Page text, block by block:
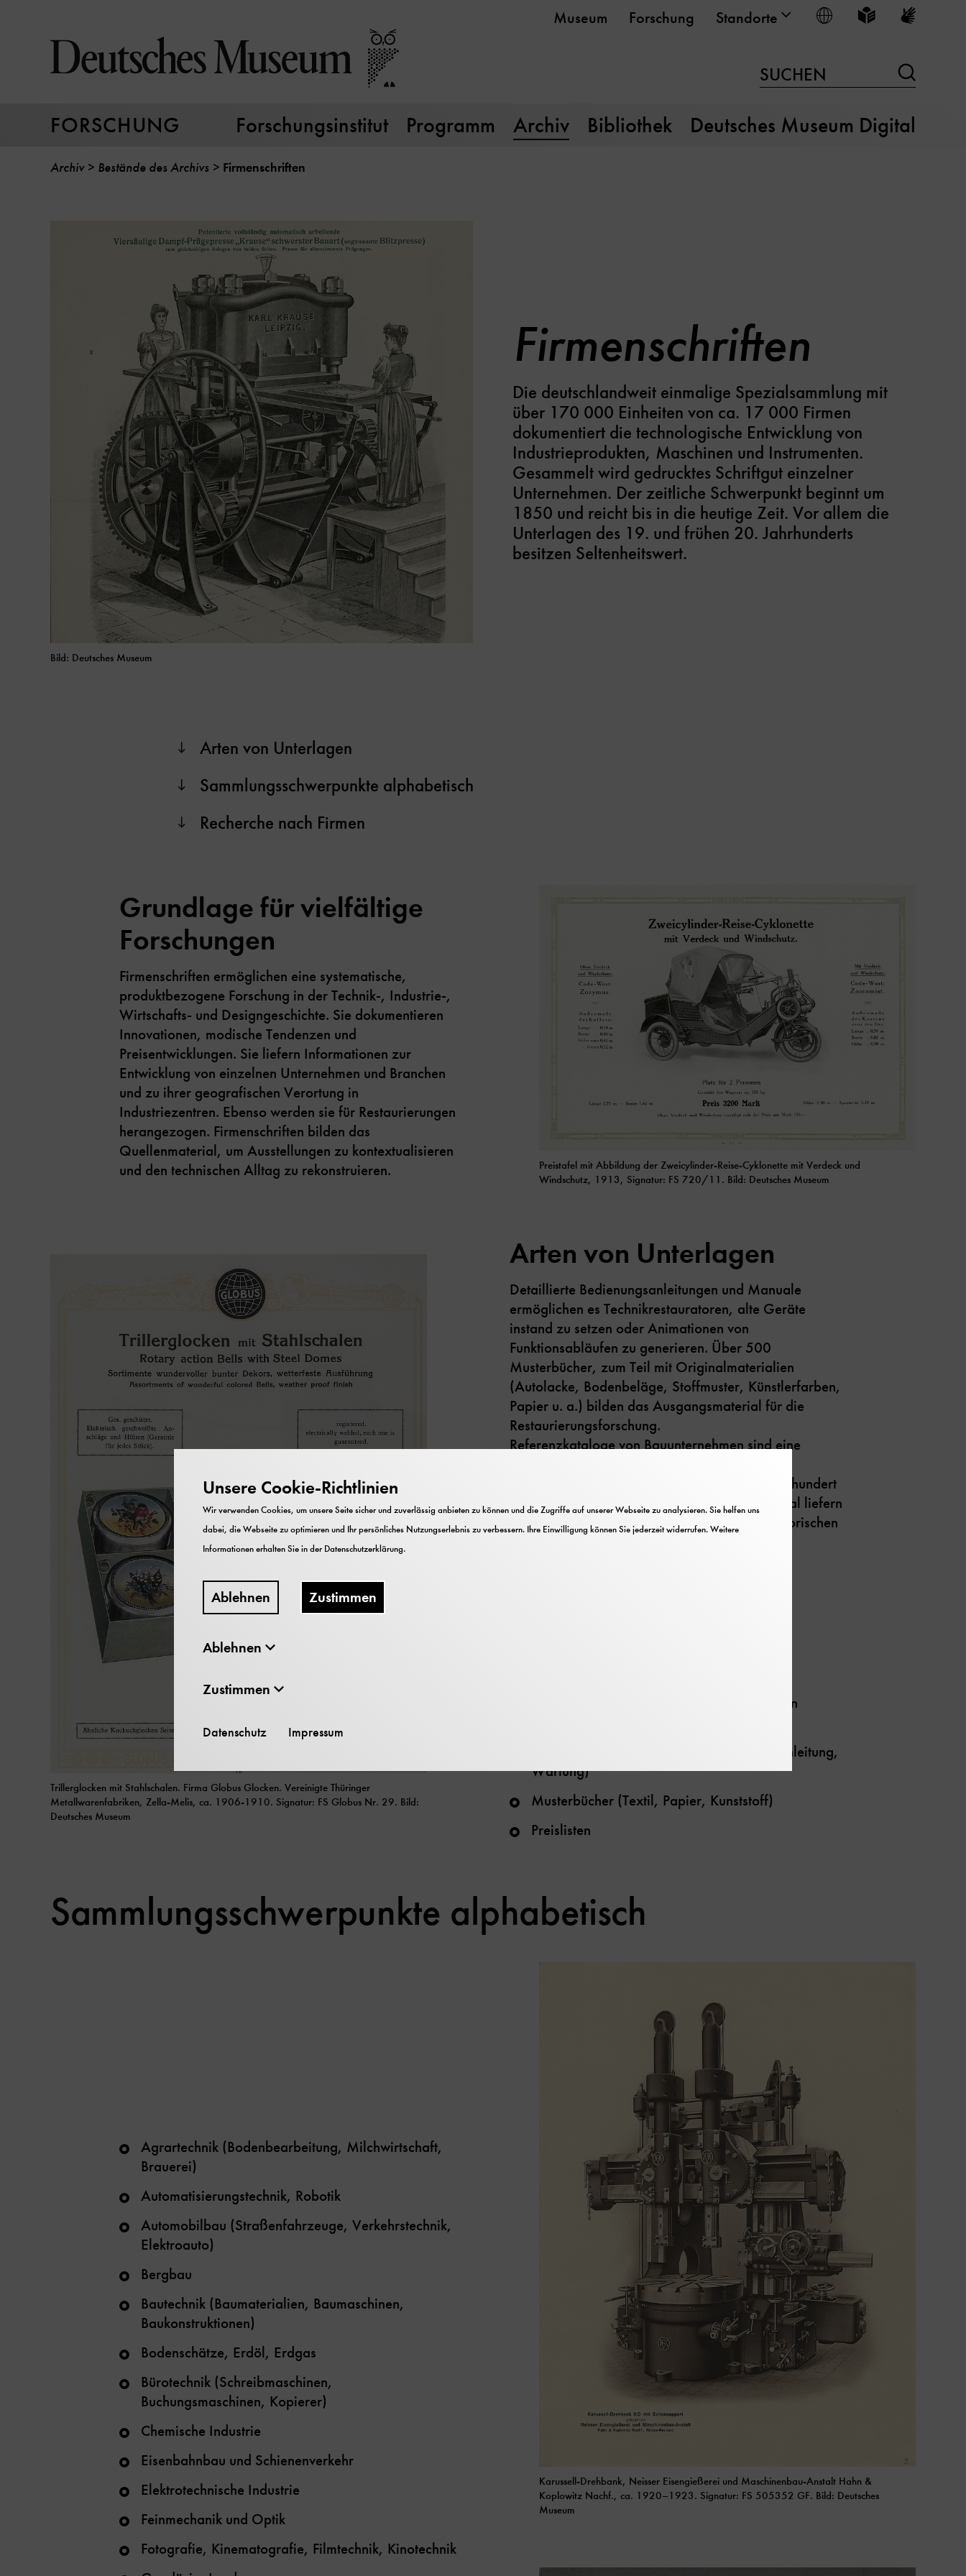
Seiteninhalt
springen
Museum Forschung Standorte Sprache wählen
Leichte Sprache
SUCHEN
FORSCHUNG Forschungsinstitut Programm Archiv Bibliothek Deutsches Museum Digital
Archiv Bestände des Archivs Firmenschriften
Bild: Deutsches Museum
Firmenschriften
Die deutschlandweit einmalige Spezialsammlung mit
über 170 000 Einheiten von ca. 17 000 Firmen
dokumentiert die technologische Entwicklung von
Industrieprodukten, Maschinen und Instrumenten.
Gesammelt wird gedrucktes Schriftgut einzelner
Unternehmen. Der zeitliche Schwerpunkt beginnt um
1850 und reicht bis in die heutige Zeit. Vor allem die
Unterlagen des 19. und frühen 20. Jahrhunderts
besitzen Seltenheitswert.
Arten von Unterlagen
Sammlungsschwerpunkte alphabetisch
Recherche nach Firmen
Preistafel mit Abbildung der Zweicylinder-Reise-Cyklonette mit Verdeck und
Windschutz, 1913, Signatur: FS 720/11. Bild: Deutsches Museum
Grundlage für vielfältige
Forschungen
Firmenschriften ermöglichen eine systematische,
produktbezogene Forschung in der Technik-, Industrie-,
Wirtschafts- und Designgeschichte. Sie dokumentieren
Innovationen, modische Tendenzen und
Preisentwicklungen. Sie liefern Informationen zur
Entwicklung von einzelnen Unternehmen und Branchen
und zu ihrer geografischen Verortung in
Industriezentren. Ebenso werden sie für Restaurierungen
herangezogen. Firmenschriften bilden das
Quellenmaterial, um Ausstellungen zu kontextualisieren
und den technischen Alltag zu rekonstruieren.
Trillerglocken mit Stahlschalen. Firma Globus Glocken. Vereinigte Thüringer
Metallwarenfabriken, Zella-Melis, ca. 1906-1910. Signatur: FS Globus Nr. 29. Bild:
Deutsches Museum
Arten von Unterlagen
Detaillierte Bedienungsanleitungen und Manuale
ermöglichen es Technikrestauratoren, alte Geräte
instand zu setzen oder Animationen von
Funktionsabläufen zu generieren. Über 500
Musterbücher, zum Teil mit Originalmaterialien
(Autolacke, Bodenbeläge, Stoffmuster, Künstlerfarben,
Papier u. a.) bilden das Ausgangsmaterial für die
Restaurierungsforschung.
Referenzkataloge von Bauunternehmen sind eine
historische Recherchen ab dem späten 19. Jahrhundert
können Firmenschriften wichtiges Beweismaterial liefern
und zum Beispiel auch als „Zeitzeugen“ in historischen
Schaltbilder (Schaltbilder von elektronischen
Anleitungen (Betriebsanleitung, Montageanleitung,
Wartung)
Musterbücher (Textil, Papier, Kunststoff)
Preislisten
Sammlungsschwerpunkte alphabetisch
Karussell-Drehbank, Neisser Eisengießerei und Maschinenbau-Anstalt Hahn &
Koplowitz Nachf., ca. 1920–1923. Signatur: FS 505352 GF. Bild: Deutsches
Museum
Agrartechnik (Bodenbearbeitung, Milchwirtschaft,
Brauerei)
Automatisierungstechnik, Robotik
Automobilbau (Straßenfahrzeuge, Verkehrstechnik,
Elektroauto)
Bergbau
Bautechnik (Baumaterialien, Baumaschinen,
Baukonstruktionen)
Bodenschätze, Erdöl, Erdgas
Bürotechnik (Schreibmaschinen,
Buchungsmaschinen, Kopierer)
Chemische Industrie
Eisenbahnbau und Schienenverkehr
Elektrotechnische Industrie
Feinmechanik und Optik
Fotografie, Kinematografie, Filmtechnik, Kinotechnik
Unsere Cookie-Richtlinien
Wir verwenden Cookies, um unsere Seite sicher und zuverlässig anbieten zu können und die Zugriffe auf unserer Webseite zu analysieren. Sie helfen uns
dabei, die Webseite zu optimieren und Ihr persönliches Nutzungserlebnis zu verbessern. Ihre Einwilligung können Sie jederzeit widerrufen. Weitere
Informationen erhalten Sie in derDatenschutzerklärung.
Ablehnen Zustimmen
Ablehnen
Zustimmen
Datenschutz Impressum